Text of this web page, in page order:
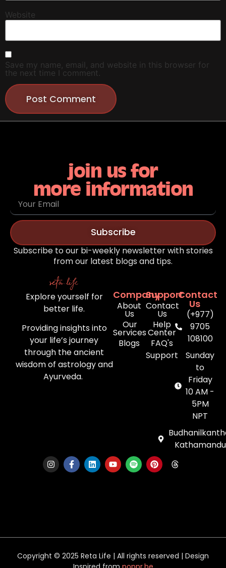
Website
Save my name, email, and website in this browser for
the next time I comment.
join us for
more information
Subscribe
Subscribe to our bi-weekly newsletter with stories
from our latest blogs and tips.
Explore yourself for
better life.
Providing insights into
your life’s journey
through the ancient
wisdom of astrology and
Ayurveda.
Company
About
Us
Our
Services
Blogs
Support
Contact
Us
Help
Center
FAQ's
Support
Contact
Us
(+977)
9705
108100
Sunday
to
Friday
10 AM -
5PM
NPT
Kathamandu
Copyright © 2025 Reta Life | All rights reserved | Design